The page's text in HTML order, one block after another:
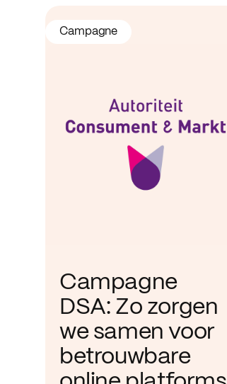
Campagne
DSA: Zo zorgen
we samen voor
betrouwbare
Campagne